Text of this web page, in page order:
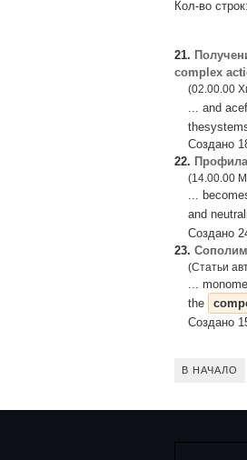
Кол-во строк:
21.
complex
(02.00.00
... and
Создано
22.
(14.00.00
...
and
Создано
23.
(Статьи
...
the
Создано
В НАЧАЛО